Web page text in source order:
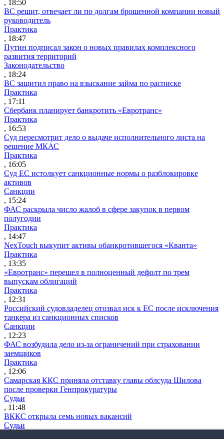
, 18:50
ВС решит, отвечает ли по долгам брошенной компании новый
руководитель
Практика
, 18:47
Путин подписал закон о новых правилах комплексного
развития территорий
Законодательство
, 18:24
ВС защитил право на взыскание займа по расписке
Практика
, 17:11
Сбербанк планирует банкротить «Евротранс»
Практика
, 16:53
Суд пересмотрит дело о выдаче исполнительного листа на
решение МКАС
Практика
, 16:05
Суд ЕС истолкует санкционные нормы о разблокировке
активов
Санкции
, 15:24
ФАС раскрыла число жалоб в сфере закупок в первом
полугодии
Практика
, 14:47
NexTouch выкупит активы обанкротившегося «Кванта»
Практика
, 13:35
«Евротранс» перешел в полноценный дефолт по трем
выпускам облигаций
Практика
, 12:31
Российский судовладелец отозвал иск к ЕС после исключения
танкера из санкционных списков
Санкции
, 12:23
ФАС возбудила дело из-за ограничений при страховании
заемщиков
Практика
, 12:06
Самарская ККС приняла отставку главы облсуда Шилова
после проверки Генпрокуратуры
Судьи
, 11:48
ВККС открыла семь новых вакансий
Судьи